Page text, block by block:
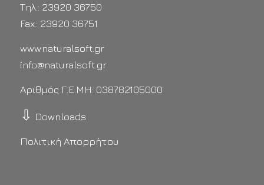
Τηλ.: 23920 36750
Fax.: 23920 36751
www.naturalsoft.gr
info@naturalsoft.gr
Αριθμός Γ.Ε.ΜΗ: 038782105000
⇩ Downloads
Πολιτική Απορρήτου